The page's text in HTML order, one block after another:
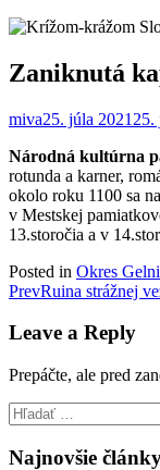
Zaniknutá
miva25. júla 2021 25.
Národná kultúrna
rotunda a karner,
okolo roku 1100 sa
v Mestskej
13.storočia a v
Posted in Okres
Post
navigation
PrevRuina strážnej
Leave a Reply
Prepáčte, ale pred
Hľadať:
Najnovšie